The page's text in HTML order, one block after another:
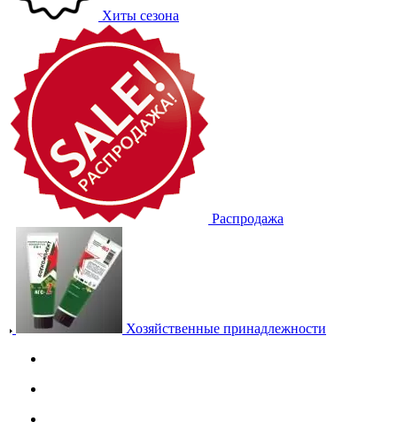
Хиты сезона
Распродажа
Хозяйственные принадлежности